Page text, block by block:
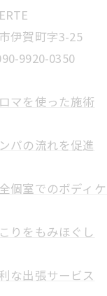
伊賀町字3-25
9920-0350
マを使った施術
パの流れを促進
個室でのボディ
りをもみほぐし
な出張サービス